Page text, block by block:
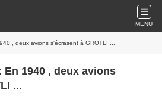
MENU
, deux avions s'écrasent à GROTLI ...
1940 , deux avions
...